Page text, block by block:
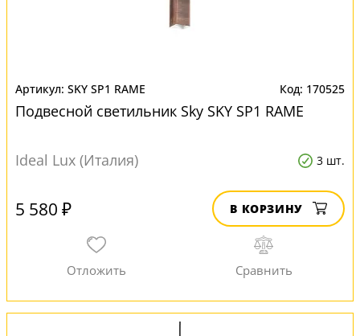
SKY SP1 RAME 170525
Подвесной светильник Sky SKY SP1 RAME
Ideal Lux (Италия) 3 шт.
5 580 ₽ В КОРЗИНУ